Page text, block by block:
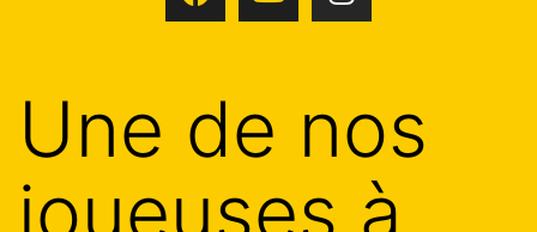
Une de nos
joueuses à